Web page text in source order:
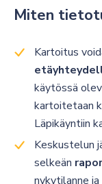
Miten
Kartoitus
käytössä
kartoitetaan
Läpikäyntiin
Keskustelun
selkeän
nykytilanne